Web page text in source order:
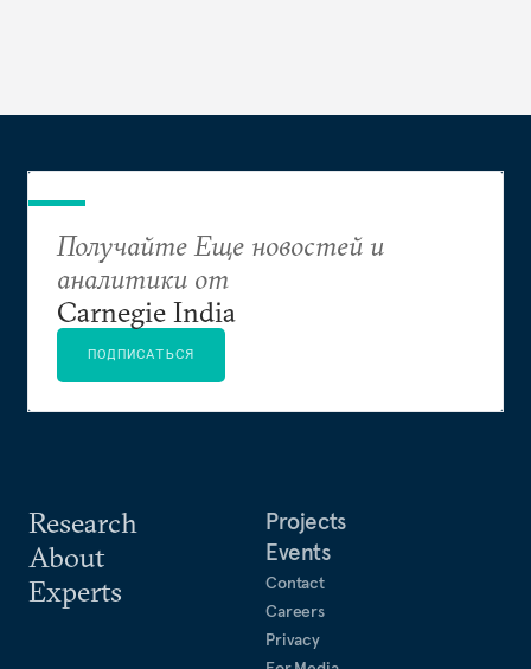
Research
About
Experts
Projects
Events
Contact
Careers
Privacy
Получайте Еще новостей и
аналитики от
Carnegie India
ПОДПИСАТЬСЯ